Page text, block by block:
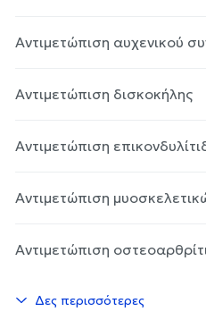
Αντιμετώπιση αυχενικού
Αντιμετώπιση δισκοκήλης
Αντιμετώπιση
Αντιμετώπιση
Αντιμετώπιση
Δες περισσότερες